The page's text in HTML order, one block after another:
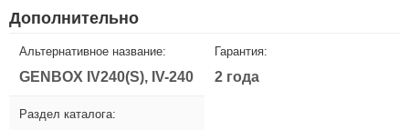
Дополнительно
Альтернативное название:
GENBOX IV240(S), IV-240
Гарантия:
2 года
Раздел каталога: